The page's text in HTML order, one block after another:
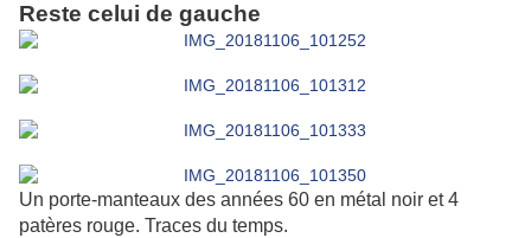
Reste celui de gauche
Un porte-manteaux des années 60 en métal noir et 4
patères rouge. Traces du temps.